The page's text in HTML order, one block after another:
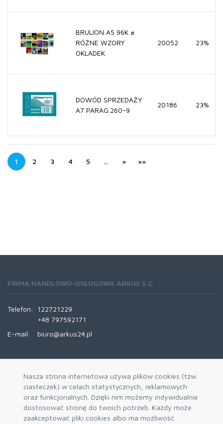
Nasza strona internetowa używa plików cookies (tzw.
ciasteczek) w celach statystycznych, reklamowych
oraz funkcjonalnych. Dzięki nim możemy indywidualnie
dostosować stronę do twoich potrzeb. Każdy może
zaakceptować pliki cookies albo ma możliwość
BRULION A5 96K #
RÓŻNE WZORY
OKLADEK
20052 23%
DOWÓD SPRZEDAŻY
A7 PARAG.260-9
20186 23%
1 2 3 4 5 … » »»
FIRMA HANDLOWO-USŁUGOWA ARKUS S.C
Telefon:
122721229
+48 797592171
E-mail:
biuro@arkus24.pl
Kontakt
Trasy Dostaw
REGULAMINY